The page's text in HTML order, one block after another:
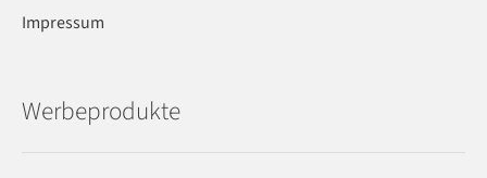
Impressum
Werbeprodukte